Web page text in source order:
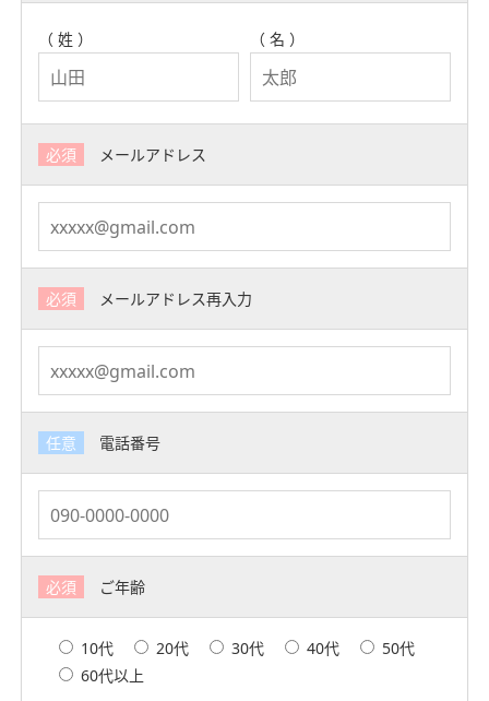
（ 姓 ） （ 名 ）
必須 メールアドレス
必須 メールアドレス再入力
任意 電話番号
必須 ご年齢
10代 20代 30代 40代
50代
60代以上